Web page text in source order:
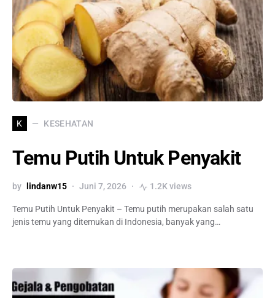
K KESEHATAN
Temu Putih Untuk Penyakit
by lindanw15 Juni 7, 2026 1.2K views
Temu Putih Untuk Penyakit – Temu putih merupakan salah satu
jenis temu yang ditemukan di Indonesia, banyak yang…